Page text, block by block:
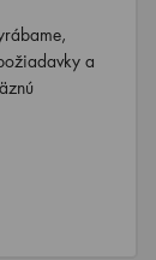
a